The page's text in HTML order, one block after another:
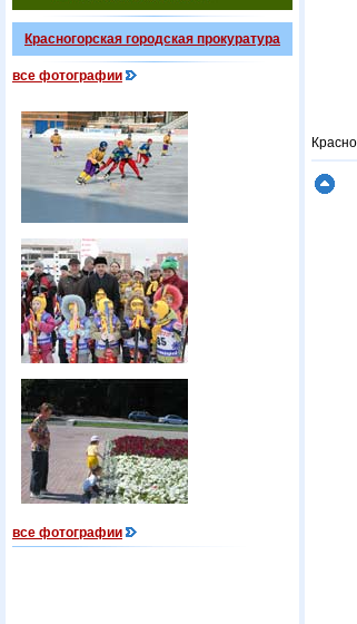
Красногорская городская прокуратура
все фотографии
все фотографии